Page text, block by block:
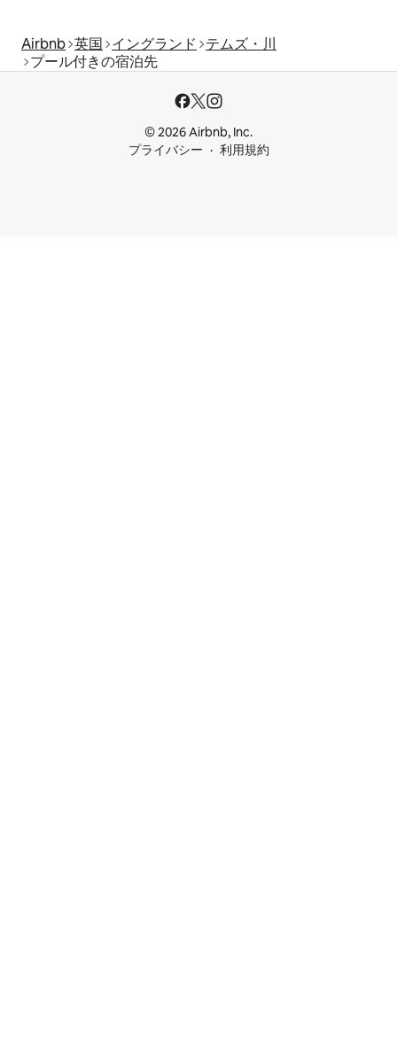
Airbnb 英国 イングランド
テムズ・川
プール付きの宿泊先
© 2026 Airbnb, Inc.
プライバシー
利用規約